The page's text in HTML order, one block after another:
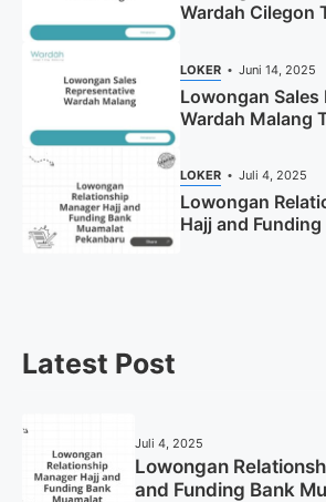
Wardah Cilegon
LOKER Juni 14, 2025
Lowongan
Wardah Malang
LOKER Juli 4, 2025
Lowongan
Hajj and
Latest Post
Juli 4, 2025
Lowongan
and Funding Bank